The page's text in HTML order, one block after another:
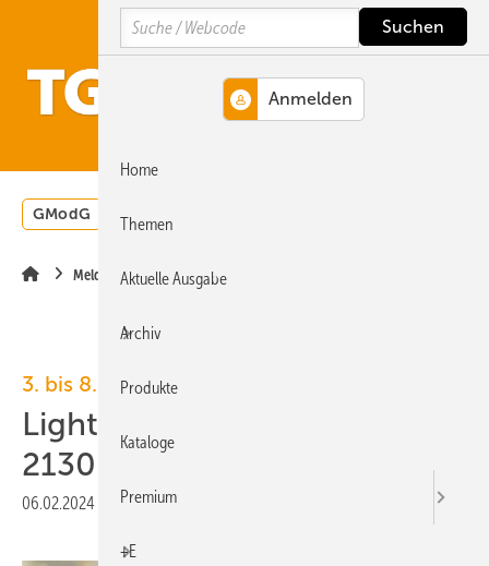
Hauptinhalt
Hauptmenü
SiteSearch
GModG Wärmepumpe
Meldungen
3. bis 8. März 2024, Messe Frankfurt
Light + Building 2024: über
2130 Aussteller angemeldet
06.02.2024 Druckvorschau
Search
Home
Themen
Aktuelle Ausgabe
Archiv
Produkte
Kataloge
Premium
+E